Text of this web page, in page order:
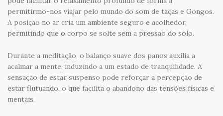
permitirmo-nos viajar pelo mundo do som de taças e Gongos.
A posição no ar cria um ambiente seguro e acolhedor,
permitindo que o corpo se solte sem a pressão do solo.
Durante a meditação, o balanço suave dos panos auxilia a
acalmar a mente, induzindo a um estado de tranquilidade. A
sensação de estar suspenso pode reforçar a percepção de
estar flutuando, o que facilita o abandono das tensões físicas e
mentais.